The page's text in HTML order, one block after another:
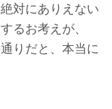
対にありえない
るお考えが、
りだと、本当に